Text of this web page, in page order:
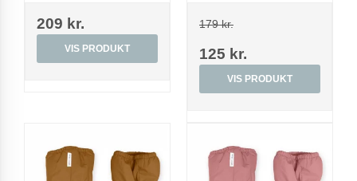
209 kr.
VIS PRODUKT
179 kr.
125 kr.
VIS PRODUKT